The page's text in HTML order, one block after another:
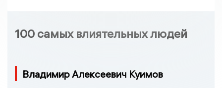
100 самых влиятельных людей
Владимир Алексеевич Куимов